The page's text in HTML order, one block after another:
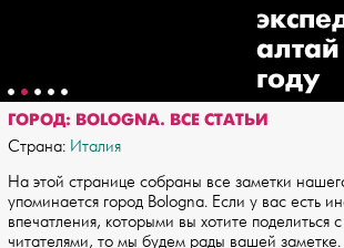
году
ГОРОД: BOLOGNA. ВСЕ СТАТЬИ
Страна: Италия
На этой странице собраны все заметки
упоминается город Bologna. Если у вас есть
впечатления, которыми вы хотите
читателями, то мы будем рады вашей